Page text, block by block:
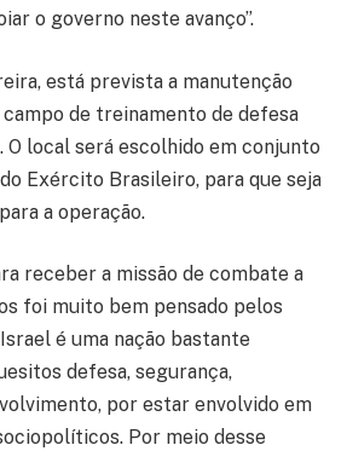
o governo neste avanço”.
está prevista a manutenção
de treinamento de defesa
local será escolhido em conjunto
Exército Brasileiro, para que seja
a operação.
receber a missão de combate a
foi muito bem pensado pelos
é uma nação bastante
defesa, segurança,
por estar envolvido em
Por meio desse